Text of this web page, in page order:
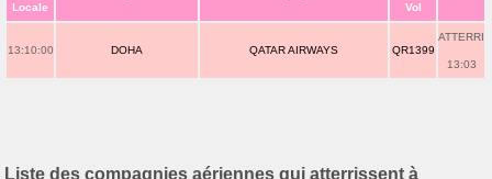
Locale Vol
13:10:00 DOHA QATAR AIRWAYS QR1399
ATTERRI
13:03
Liste des compagnies aériennes qui atterrissent à